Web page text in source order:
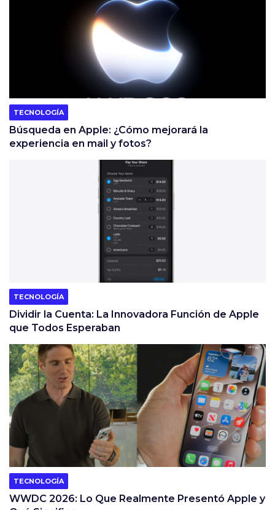
TECNOLOGÍA
Búsqueda en Apple: ¿Cómo mejorará la
experiencia en mail y fotos?
TECNOLOGÍA
Dividir la Cuenta: La Innovadora Función de Apple
que Todos Esperaban
TECNOLOGÍA
WWDC 2026: Lo Que Realmente Presentó Apple y